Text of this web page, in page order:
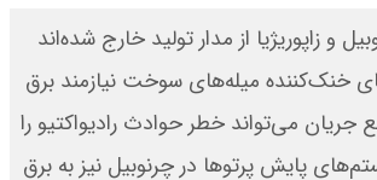
اعلام شد
قیمت بیت کوین،تتر و اتریوم امروز
جمعه ۱۶ مرداد۱۴۰۵ / قیمت بیت
و زاپوریژیا از مدار تولید خارج شده‌اند
خنک‌کننده میله‌های سوخت نیازمند برق
می‌تواند خطر حوادث رادیواکتیو را
پایش پرتوها در چرنوبیل نیز به برق